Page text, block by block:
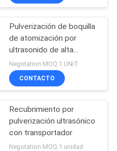
Pulverización de boquilla
de atomización por
ultrasonido de alta
frecuencia 120K
Negotation MOQ:1 UNIT
CONTACTO
Recubrimiento por
pulverización ultrasónico
con transportador
Negotation MOQ:1 unidad